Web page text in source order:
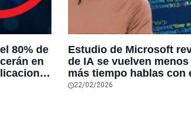
80% de
en
Estudio de Microsoft
de IA se vuelven
más tiempo hablas con
confiabilidad sube un
22/02/2026